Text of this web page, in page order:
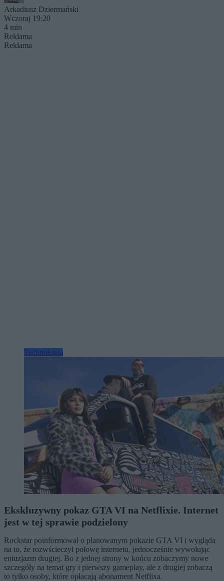
Arkadiusz Dziermański
Wczoraj 19:20
4 min
Reklama
Reklama
Technologia
Ekskluzywny pokaz GTA VI na Netflixie. Internet
jest w tej sprawie podzielony
Rockstar poinformował o planowanym pokazie GTA VI i wygląda
na to, że rozwścieczył połowę internetu, jednocześnie wywołując
entuzjazm drugiej. Bo z jednej strony w końcu zobaczymy nowe
szczegóły na temat gry i pierwszy gameplay, ale z drugiej zobaczą
to tylko osoby, które opłacają abonament Netflixa.